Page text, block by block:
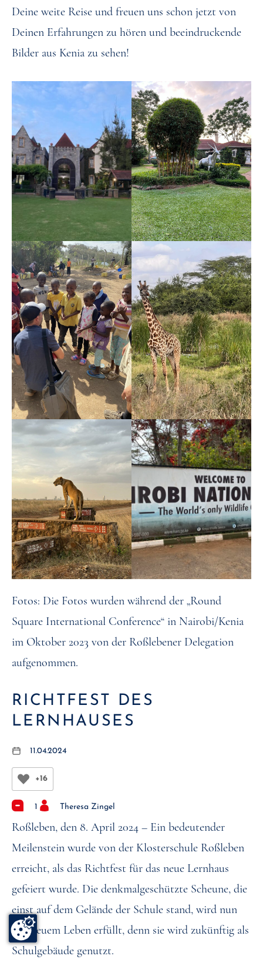
Deine weite Reise und freuen uns schon jetzt von
Deinen Erfahrungen zu hören und beeindruckende
Bilder aus Kenia zu sehen!
Fotos: Die Fotos wurden während der „Round
Square International Conference“ in Nairobi/Kenia
im Oktober 2023 von der Roßlebener Delegation
aufgenommen.
RICHTFEST DES
LERNHAUSES
11.04.2024
+16
1 Theresa Zingel
Roßleben, den 8. April 2024 – Ein bedeutender
Meilenstein wurde von der Klosterschule Roßleben
erreicht, als das Richtfest für das neue Lernhaus
gefeiert wurde. Die denkmalgeschützte Scheune, die
einst auf dem Gelände der Schule stand, wird nun
mit neuem Leben erfüllt, denn sie wird zukünftig als
Schulgebäude genutzt.